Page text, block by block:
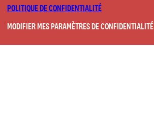
POLITIQUE DE CONFIDENTIALITÉ
MODIFIER MES PARAMÈTRES DE CONFIDENTIALITÉ